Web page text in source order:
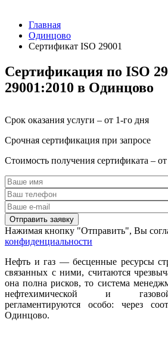
Главная
Одинцово
Сертификат ISO 29001
Сертификация по ISO
29001:2010 в Одинцово
Срок оказания услуги – от 1-го дня
Срочная сертификация при запросе
Стоимость получения сертификата –
Нажимая кнопку "Отправить", Вы
конфиденциальности
Нефть и газ — бесценные ресурсы
связанных с ними, считаются
она полна рисков, то система
нефтехимической и
регламентируются особо: через
Одинцово.